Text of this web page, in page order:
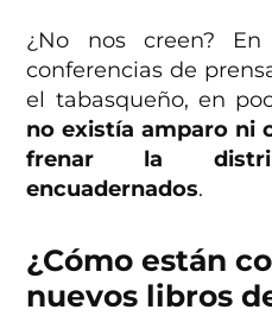
¿No nos creen?
conferencias de
el tabasqueño, en
no existía amparo ni
frenar la
encuadernados.
¿Cómo están
nuevos libros